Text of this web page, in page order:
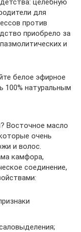
целебную
для
против
приобрело за
и
белое эфирное
натуральным
Восточное масло
очень
и волос.
камфора,
соединение,